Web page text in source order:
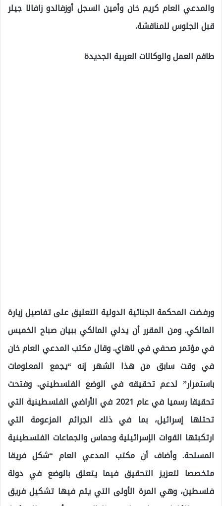
والمدعي العام كريم خان وأمين السجل أوزفالدو زافالا جيلر
قبل الجلوس للمناقشة.
طاقم العمل والوكالات العربية الجديدة
ورفضت المحكمة الجنائية الدولية التعليق على تفاصيل زيارة
المالكي. ومن المقرر أن يدلي المالكي ببيان صباح الخميس
في مؤتمر صحفي في لاهاي. وقال مكتب المدعي العام خان
في وقت سابق من هذا الشهر إنه “يجمع المعلومات
باستمرار” لدعم تحقيقه في الوضع الفلسطيني. وفتحت
تحقيقا رسميا في عام 2021 في الأراضي الفلسطينية التي
تحتلها إسرائيل، بما في ذلك الجرائم المزعومة التي
ارتكبتها القوات الإسرائيلية وحماس والجماعات الفلسطينية
المسلحة. وأضاف أن مكتب المدعي العام “شكل فريقا
متخصصا لتعزيز التحقيق فيما يتعلق بالوضع في دولة
فلسطين، وهي المرة الأولى التي يتم فيها تشكيل فريق